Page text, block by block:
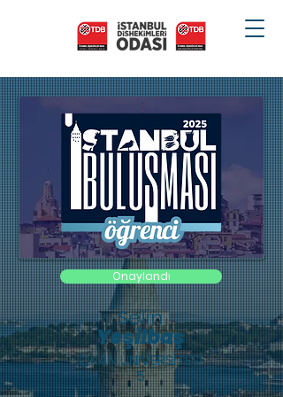
Onaylandı
Selin
Yeşilbaş
OKAN ÜNİVERSİTESİ
5